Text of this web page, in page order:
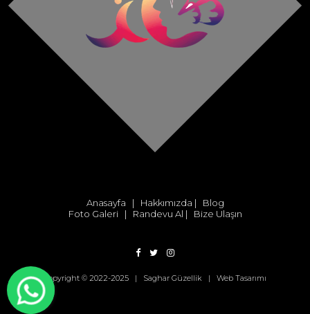
Anasayfa | Hakkımızda | Blog
Foto Galeri| Randevu Al | Bize Ulaşın
Copyright © 2022-2025 | Saghar Güzellik | Web Tasarımı